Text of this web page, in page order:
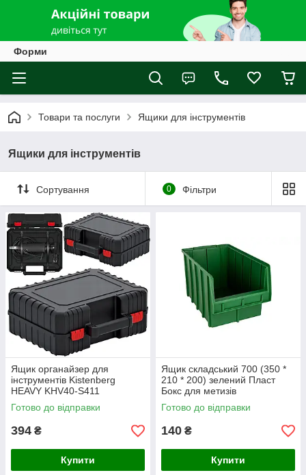
Форми
Товари та послуги Ящики для інструментів
Ящики для інструментів
Сортування 0 Фільтри
Ящик органайзер для
інструментів Kistenberg
HEAVY KHV40-S411
Готово до відправки
394 ₴
Купити
Ящик складський 700 (350 *
210 * 200) зелений Пласт
Бокс для метизів
Готово до відправки
140 ₴
Купити